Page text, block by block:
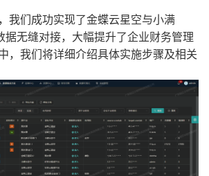
我们成功实现了金蝶云星空与小满
据无缝对接，大幅提升了企业财务管理
，我们将详细介绍具体实施步骤及相关